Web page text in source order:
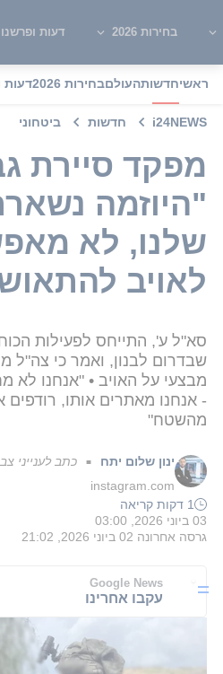
בחירות 2026 דעות
ראשיחדשותהעולםבחירות 2026 דעות
i24NEWS חדשות ביטחוני
מפקד סיירת
"היוזמה
שלנו, לא
לאויב
סא"ל ע', התייחס לפעילות
שבדרום לבנון, ואמר כי צה"ל
מבצעי על האויב • "אנחנו לא
- אנחנו מאתרים אותו, רודפים
מהשטח"
ינון שלום יתח ■ כתב לענייני
instagram.com
1 דקות קריאה
03 ביוני 2026, 03:00
גרסה אחרונה 02 ביוני 2026, 21:02
Google News
עקבו אחרינו